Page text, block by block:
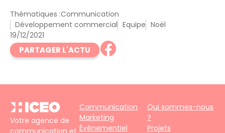
Thématiques :Communication
Développement commercial Equipe Noël
19/12/2021
PARTAGER L'ACTU
Votre agence de
communication et
Communication
Marketing
Événementiel
Qui sommes-nous
?
Projets